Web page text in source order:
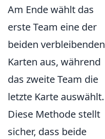
Am Ende wählt das
erste Team eine der
beiden verbleibenden
Karten aus, während
das zweite Team die
letzte Karte auswählt.
Diese Methode stellt
sicher, dass beide